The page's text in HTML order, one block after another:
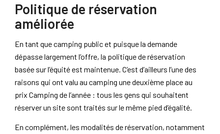
Politique de réservation
améliorée
En tant que camping public et puisque la demande
dépasse largement l’offre, la politique de réservation
basée sur l’équité est maintenue. C’est d’ailleurs l’une des
raisons qui ont valu au camping une deuxième place au
prix Camping de l’année : tous les gens qui souhaitent
réserver un site sont traités sur le même pied d’égalité.
En complément, les modalités de réservation, notamment